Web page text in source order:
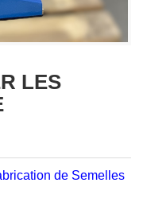
LES
de Semelles